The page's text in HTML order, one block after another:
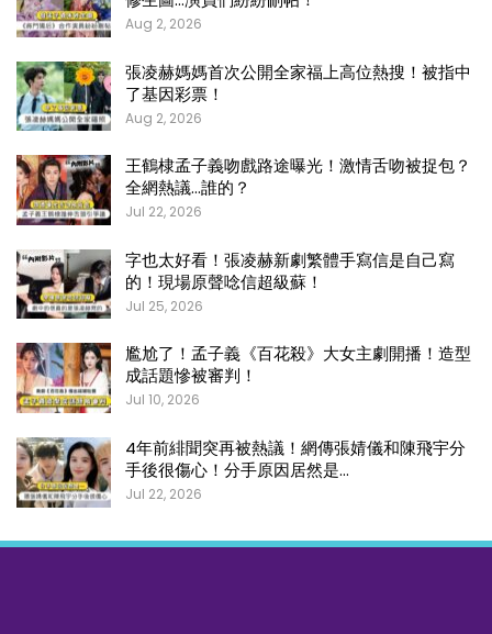
Aug 2, 2026
張凌赫媽媽首次公開全家福上高位熱搜！被指中
了基因彩票！
Aug 2, 2026
王鶴棣孟子義吻戲路途曝光！激情舌吻被捉包？
全網熱議…誰的？
Jul 22, 2026
字也太好看！張凌赫新劇繁體手寫信是自己寫
的！現場原聲唸信超級蘇！
Jul 25, 2026
尷尬了！孟子義《百花殺》大女主劇開播！造型
成話題慘被審判！
Jul 10, 2026
4年前緋聞突再被熱議！網傳張婧儀和陳飛宇分
手後很傷心！分手原因居然是…
Jul 22, 2026